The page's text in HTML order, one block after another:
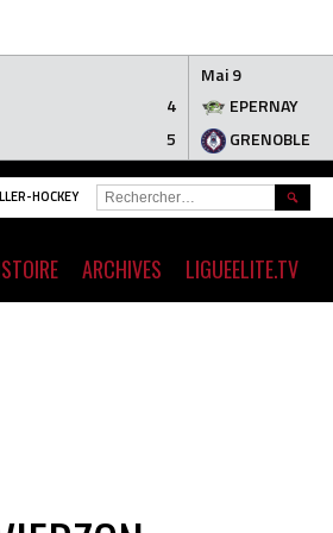
4
5
Mai 9
EPERNAY
GRENOBLE
HOCKEY
ARCHIVES LIGUEELITE.TV